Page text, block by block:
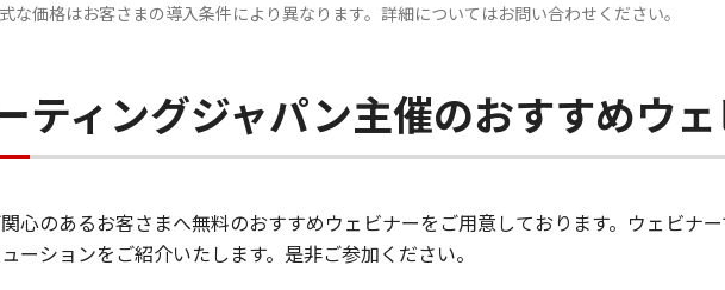
な価格はお客さまの導入条件により異なります。詳細についてはお問い合わせください。
ティングジャパン主催のおすすめウ
心のあるお客さまへ無料のおすすめウェビナーをご用意しております。ウェビナ
ーションをご紹介いたします。是非ご参加ください。